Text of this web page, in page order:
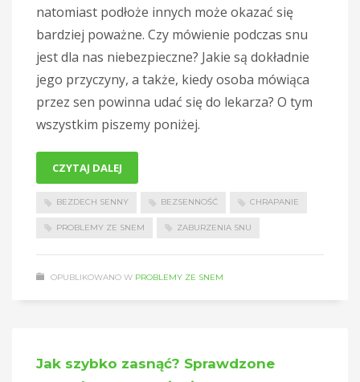
natomiast podłoże innych może okazać się
bardziej poważne. Czy mówienie podczas snu
jest dla nas niebezpieczne? Jakie są dokładnie
jego przyczyny, a także, kiedy osoba mówiąca
przez sen powinna udać się do lekarza? O tym
wszystkim piszemy poniżej.
BEZDECH SENNY BEZSENNOŚĆ CHRAPANIE
PROBLEMY ZE SNEM ZABURZENIA SNU
CZYTAJ DALEJ
OPUBLIKOWANO W PROBLEMY ZE SNEM
Jak szybko zasnąć? Sprawdzone